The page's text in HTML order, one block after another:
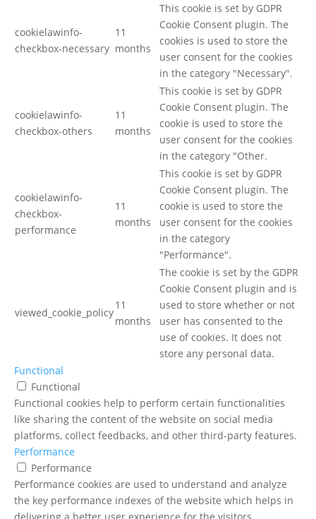
cookielawinfo-
checkbox-necessary
11
months
This cookie is set by GDPR
Cookie Consent plugin. The
cookies is used to store the
user consent for the cookies
in the category "Necessary".
cookielawinfo-
checkbox-others
11
months
This cookie is set by GDPR
Cookie Consent plugin. The
cookie is used to store the
user consent for the cookies
in the category "Other.
cookielawinfo-
checkbox-
performance
11
months
This cookie is set by GDPR
Cookie Consent plugin. The
cookie is used to store the
user consent for the cookies
in the category
"Performance".
viewed_cookie_policy
11
months
The cookie is set by the GDPR
Cookie Consent plugin and is
used to store whether or not
user has consented to the
use of cookies. It does not
store any personal data.
Functional
Functional
Functional cookies help to perform certain functionalities
like sharing the content of the website on social media
platforms, collect feedbacks, and other third-party features.
Performance
Performance
Performance cookies are used to understand and analyze
the key performance indexes of the website which helps in